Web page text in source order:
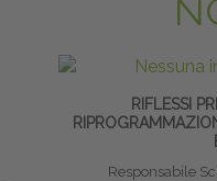
RIFLESSI
Responsabile